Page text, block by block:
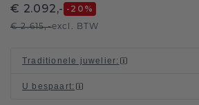
€ 2.092,- -20 %
€ 2.615,-excl. BTW
Traditionele juwelier:
U bespaart: